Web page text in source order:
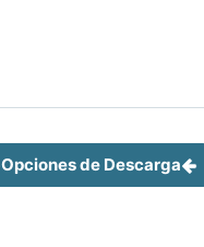
Opciones de Descarga